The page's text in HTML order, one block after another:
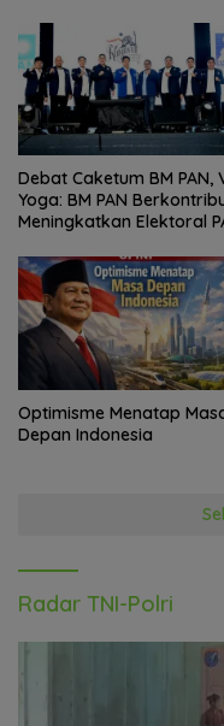
Debat Caketum BM PAN,
Yoga: BM PAN
Meningkatkan Elektoral
Optimisme Menatap
Depan Indonesia
Radar TNI-Polri